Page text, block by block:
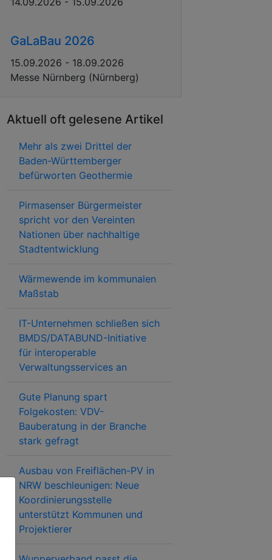
GaLaBau 2026
15.09.2026 - 18.09.2026
Messe Nürnberg (Nürnberg)
Aktuell oft gelesene Artikel
Mehr als zwei Drittel der
Baden-Württemberger
befürworten Geothermie
Pirmasenser Bürgermeister
spricht vor den Vereinten
Nationen über nachhaltige
Stadtentwicklung
Wärmewende im kommunalen
Maßstab
IT-Unternehmen schließen sich
BMDS/DATABUND-Initiative
für interoperable
Verwaltungsservices an
Gute Planung spart
Folgekosten: VDV-
Bauberatung in der Branche
stark gefragt
Ausbau von Freiflächen-PV in
NRW beschleunigen: Neue
Koordinierungsstelle
unterstützt Kommunen und
Projektierer